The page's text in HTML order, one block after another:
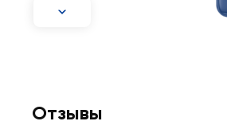
Отзывы